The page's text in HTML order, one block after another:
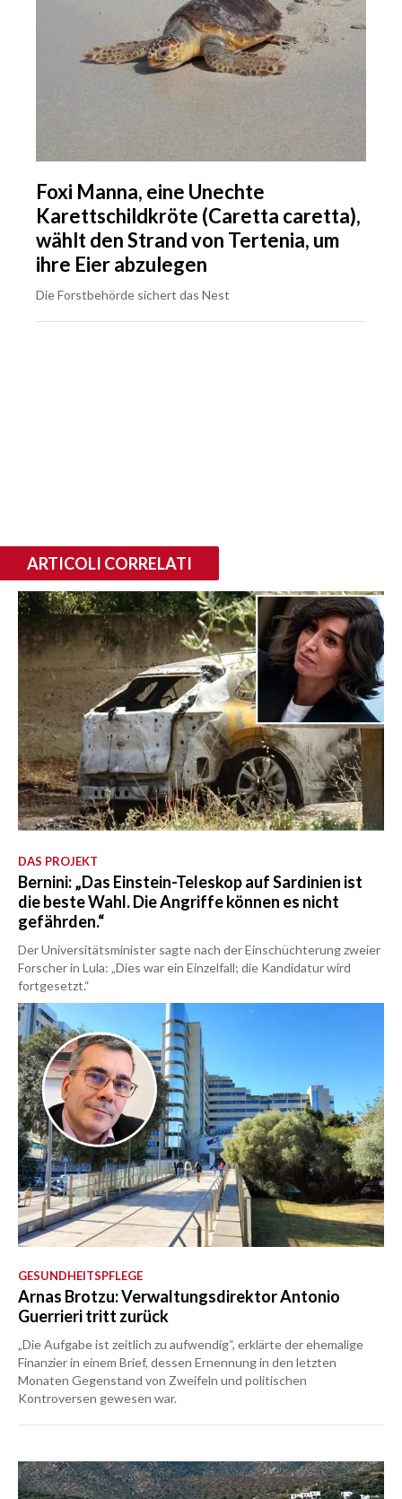
Foxi Manna, eine Unechte
Karettschildkröte (Caretta caretta),
wählt den Strand von Tertenia, um
ihre Eier abzulegen
Die Forstbehörde sichert das Nest
ARTICOLI CORRELATI
DAS PROJEKT
Bernini: „Das Einstein-Teleskop auf Sardinien ist
die beste Wahl. Die Angriffe können es nicht
gefährden.“
Der Universitätsminister sagte nach der Einschüchterung zweier
Forscher in Lula: „Dies war ein Einzelfall; die Kandidatur wird
fortgesetzt.“
GESUNDHEITSPFLEGE
Arnas Brotzu: Verwaltungsdirektor Antonio
Guerrieri tritt zurück
„Die Aufgabe ist zeitlich zu aufwendig“, erklärte der ehemalige
Finanzier in einem Brief, dessen Ernennung in den letzten
Monaten Gegenstand von Zweifeln und politischen
Kontroversen gewesen war.